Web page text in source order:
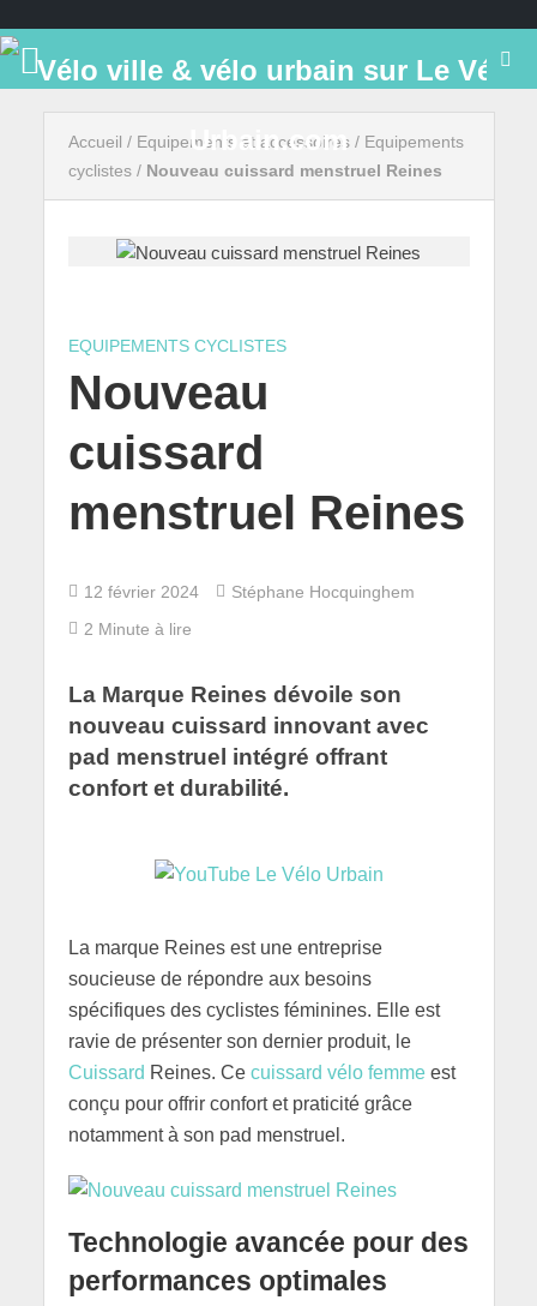
Accueil / Equipements et accessoires/ Equipements
cyclistes/ Nouveau cuissard menstruel Reines
EQUIPEMENTS CYCLISTES
Nouveau
cuissard
menstruel Reines
12 février 2024
Stéphane Hocquinghem
2 Minute à lire
La Marque Reines dévoile son
nouveau cuissard innovant avec
pad menstruel intégré offrant
confort et durabilité.
La marque Reines est une entreprise
soucieuse de répondre aux besoins
spécifiques des cyclistes féminines. Elle est
ravie de présenter son dernier produit, le
Cuissard Reines. Ce cuissard vélo femmeest
conçu pour offrir confort et praticité grâce
notamment à son pad menstruel.
Technologie avancée pour des
performances optimales